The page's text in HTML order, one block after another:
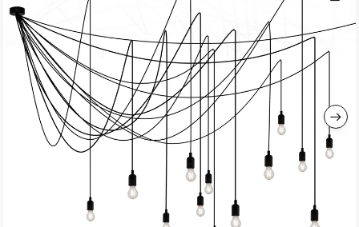
Bildgalerie
springen